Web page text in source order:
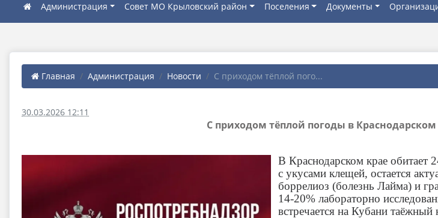
Администрация Совет МО Крыловский район Поселения Документы
Главная Администрация Новости С приходом тёплой пого...
30.03.2026 12:11
С приходом тёплой погоды в
В Краснодарском крае обитает
с укусами клещей, остается
боррелиоз (болезнь Лайма) и
14-20% лабораторно
встречается на Кубани